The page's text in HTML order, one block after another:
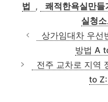
법
, 쾌적한욕실만들
실청
상가임대차 우선
방법 A
전주 교차로 지역
to